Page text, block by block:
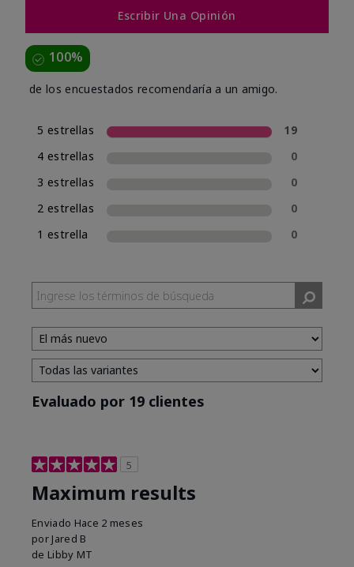
Escribir Una Opinión
100%
de los encuestados recomendaría a un amigo.
5 estrellas
19
4 estrellas
0
3 estrellas
0
2 estrellas
0
1 estrella
0
Evaluado por 19 clientes
5
Maximum results
Enviado Hace 2 meses
por Jared B
de Libby MT